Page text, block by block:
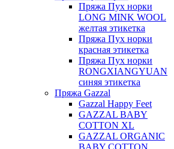
Пряжа Пух норки
LONG MINK WOOL
желтая этикетка
Пряжа Пух норки
красная этикетка
Пряжа Пух норки
RONGXIANGYUAN
синяя этикетка
Пряжа Gazzal
Gazzal Happy Feet
GAZZAL BABY
COTTON XL
GAZZAL ORGANIC
BABY COTTON